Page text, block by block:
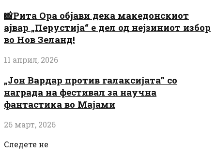
📸Рита Ора објави дека македонскиот
ајвар „Перустија“ е дел од нејзиниот избор
во Нов Зеланд!
11 април, 2026
„Јон Вардар против галаксијата” со
награда на фестивал за научна
фантастика во Мајами
26 март, 2026
Следете не